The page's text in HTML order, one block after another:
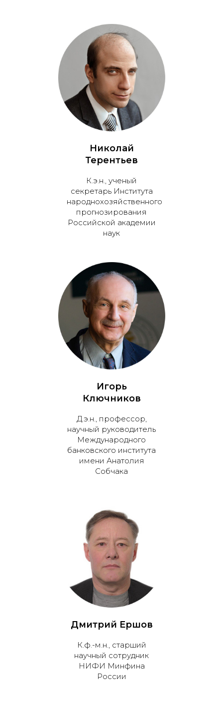
Николай
Терентьев
К.э.н., ученый
секретарь Института
народнохозяйственного
прогнозирования
Российской академии
наук
Игорь
Ключников
Д.э.н., профессор,
научный руководитель
Международного
банковского института
имени Анатолия
Собчака
Дмитрий Ершов
К.ф.-м.н., старший
научный сотрудник
НИФИ Минфина
России